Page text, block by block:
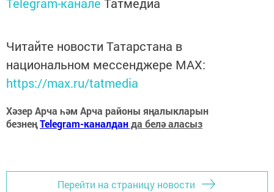
Telegram-канале Татмедиа
Читайте новости Татарстана в
национальном мессенджере MАХ:
https://max.ru/tatmedia
Хәзер Арча һәм Арча районы яңалыкларын
безнеңTelegram-каналданда белә аласыз
Перейти на страницу новости